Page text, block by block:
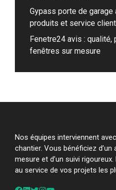
Gypass porte de garage
produits et service client
Fenetre24 avis :
fenêtres sur mesure
Nos équipes interviennent
chantier. Vous bénéficiez
mesure et d’un suivi
au service de vos projets les